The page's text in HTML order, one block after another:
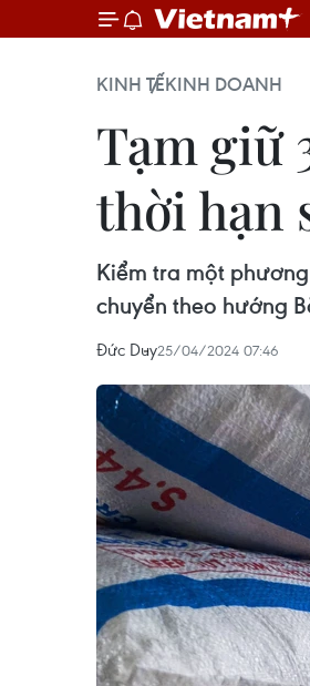
KINH TẾKINH DOANH
Tạm giữ
thời hạn
Kiểm tra một
chuyển theo hướng
Đức Duy25/04/2024 07:46